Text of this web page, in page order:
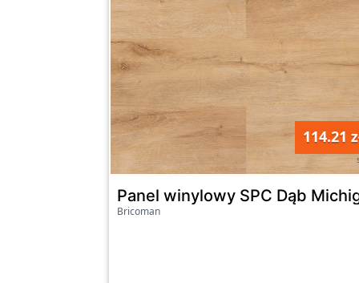
114.21
Panel winylowy SPC Dąb
Bricoman